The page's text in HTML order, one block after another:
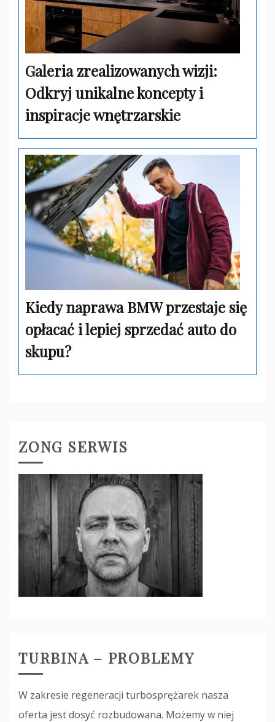
Galeria zrealizowanych wizji:
Odkryj unikalne koncepty i
inspiracje wnętrzarskie
Kiedy naprawa BMW przestaje się
opłacać i lepiej sprzedać auto do
skupu?
ZONG SERWIS
TURBINA – PROBLEMY
W zakresie regeneracji turbosprężarek nasza
oferta jest dosyć rozbudowana. Możemy w niej